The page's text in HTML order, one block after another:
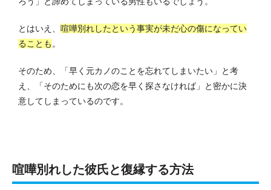
とはいえ、 喧嘩別れしたという事実が未だ心の傷になってい
ることも 。
そのため、「早く元カノのことを忘れてしまいたい」と考
え、「そのためにも次の恋を早く探さなければ」と密かに決
意してしまっているのです。
喧嘩別れした彼氏と復縁する方法